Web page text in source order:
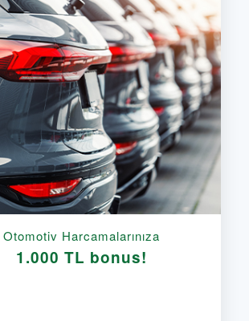
Otomotiv Harcamalarınıza
1.000 TL bonus!